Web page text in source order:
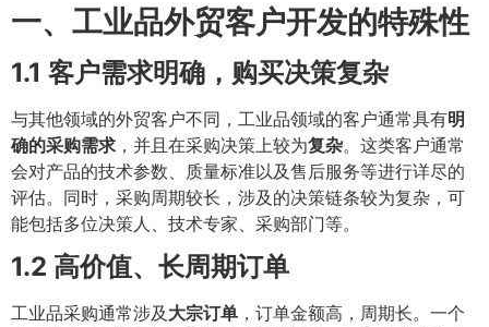
一、工业品外贸客户开发的特殊性
1.1 客户需求明确，购买决策复杂
与其他领域的外贸客户不同，工业品领域的客户通常具有明
确的采购需求 ，并且在采购决策上较为复杂。这类客户通常
会对产品的技术参数、质量标准以及售后服务等进行详尽的
评估。同时，采购周期较长，涉及的决策链条较为复杂，可
能包括多位决策人、技术专家、采购部门等。
1.2 高价值、长周期订单
工业品采购通常涉及 大宗订单 ，订单金额高，周期长。一个